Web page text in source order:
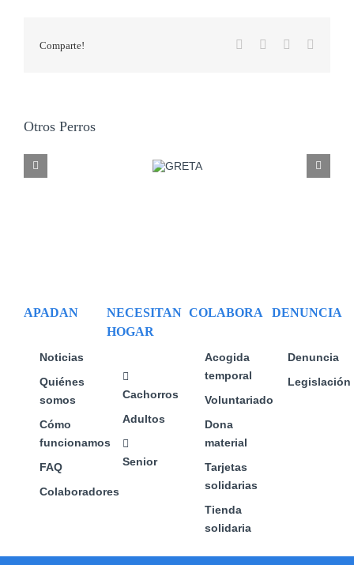
Comparte! Facebook WhatsApp
Otros Perros
NALA
APADAN
Noticias
Quiénes
somos
Cómo
funcionamos
FAQ
Colaboradores
NECESITAN
HOGAR
Cachorros
Adultos
Senior
COLABORA
Acogida
temporal
Voluntariado
Dona
material
Tarjetas
solidarias
Tienda
solidaria
DENUNCIA
Denuncia
Legislación